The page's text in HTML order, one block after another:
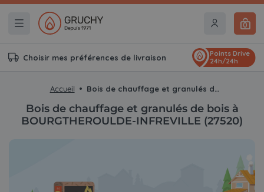
0
Choisir mes préférences de livraison
Points Drive
24h/24h
Accueil Bois de chauffage et granulés de bois à BOURGTHEROULDE-INFREVILLE (27520)
Bois de chauffage et granulés de bois à
BOURGTHEROULDE-INFREVILLE (27520)